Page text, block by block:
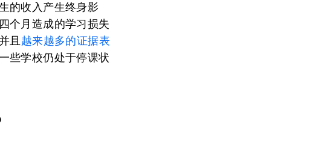
的收入产生终身影
个月造成的学习损失
且 越来越多的证据表
些学校仍处于停课状